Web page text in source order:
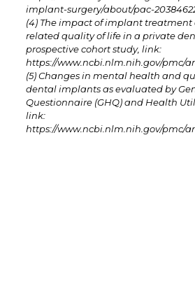
implant-surgery/about/pac-
(4) The impact of implant treatment
related quality of life in a private
prospective cohort study, link:
https://www.ncbi.nlm.nih.gov/pmc/
(5) Changes in mental health and
dental implants as evaluated by
Questionnaire (GHQ) and Health
link:
https://www.ncbi.nlm.nih.gov/pmc/